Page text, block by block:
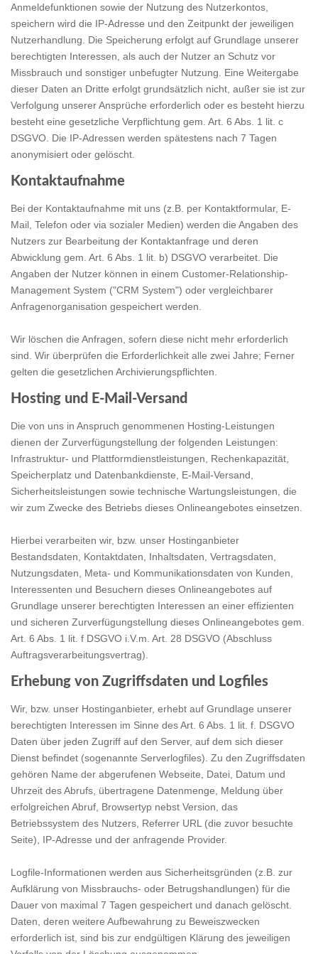
Anmeldefunktionen sowie der Nutzung des Nutzerkontos,
speichern wird die IP-Adresse und den Zeitpunkt der jeweiligen
Nutzerhandlung. Die Speicherung erfolgt auf Grundlage unserer
berechtigten Interessen, als auch der Nutzer an Schutz vor
Missbrauch und sonstiger unbefugter Nutzung. Eine Weitergabe
dieser Daten an Dritte erfolgt grundsätzlich nicht, außer sie ist zur
Verfolgung unserer Ansprüche erforderlich oder es besteht hierzu
besteht eine gesetzliche Verpflichtung gem. Art. 6 Abs. 1 lit. c
DSGVO. Die IP-Adressen werden spätestens nach 7 Tagen
anonymisiert oder gelöscht.
Kontaktaufnahme
Bei der Kontaktaufnahme mit uns (z.B. per Kontaktformular, E-
Mail, Telefon oder via sozialer Medien) werden die Angaben des
Nutzers zur Bearbeitung der Kontaktanfrage und deren
Abwicklung gem. Art. 6 Abs. 1 lit. b) DSGVO verarbeitet. Die
Angaben der Nutzer können in einem Customer-Relationship-
Management System ("CRM System") oder vergleichbarer
Anfragenorganisation gespeichert werden.
Wir löschen die Anfragen, sofern diese nicht mehr erforderlich
sind. Wir überprüfen die Erforderlichkeit alle zwei Jahre; Ferner
gelten die gesetzlichen Archivierungspflichten.
Hosting und E-Mail-Versand
Die von uns in Anspruch genommenen Hosting-Leistungen
dienen der Zurverfügungstellung der folgenden Leistungen:
Infrastruktur- und Plattformdienstleistungen, Rechenkapazität,
Speicherplatz und Datenbankdienste, E-Mail-Versand,
Sicherheitsleistungen sowie technische Wartungsleistungen, die
wir zum Zwecke des Betriebs dieses Onlineangebotes einsetzen.
Hierbei verarbeiten wir, bzw. unser Hostinganbieter
Bestandsdaten, Kontaktdaten, Inhaltsdaten, Vertragsdaten,
Nutzungsdaten, Meta- und Kommunikationsdaten von Kunden,
Interessenten und Besuchern dieses Onlineangebotes auf
Grundlage unserer berechtigten Interessen an einer effizienten
und sicheren Zurverfügungstellung dieses Onlineangebotes gem.
Art. 6 Abs. 1 lit. f DSGVO i.V.m. Art. 28 DSGVO (Abschluss
Auftragsverarbeitungsvertrag).
Erhebung von Zugriffsdaten und Logfiles
Wir, bzw. unser Hostinganbieter, erhebt auf Grundlage unserer
berechtigten Interessen im Sinne des Art. 6 Abs. 1 lit. f. DSGVO
Daten über jeden Zugriff auf den Server, auf dem sich dieser
Dienst befindet (sogenannte Serverlogfiles). Zu den Zugriffsdaten
gehören Name der abgerufenen Webseite, Datei, Datum und
Uhrzeit des Abrufs, übertragene Datenmenge, Meldung über
erfolgreichen Abruf, Browsertyp nebst Version, das
Betriebssystem des Nutzers, Referrer URL (die zuvor besuchte
Seite), IP-Adresse und der anfragende Provider.
Logfile-Informationen werden aus Sicherheitsgründen (z.B. zur
Aufklärung von Missbrauchs- oder Betrugshandlungen) für die
Dauer von maximal 7 Tagen gespeichert und danach gelöscht.
Daten, deren weitere Aufbewahrung zu Beweiszwecken
erforderlich ist, sind bis zur endgültigen Klärung des jeweiligen